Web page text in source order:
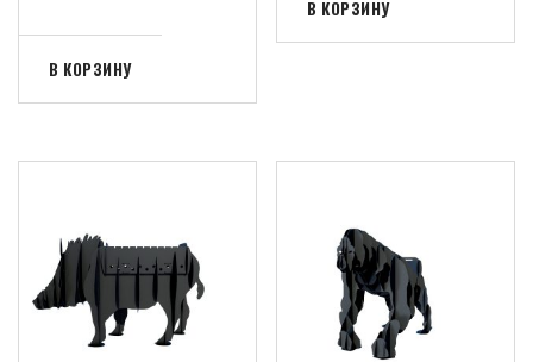
В КОРЗИНУ
В КОРЗИНУ